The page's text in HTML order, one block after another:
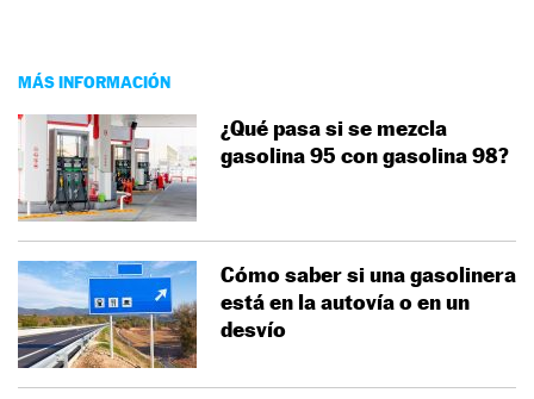
MÁS INFORMACIÓN
¿Qué pasa si se mezcla
gasolina 95 con gasolina 98?
Cómo saber si una gasolinera
está en la autovía o en un
desvío